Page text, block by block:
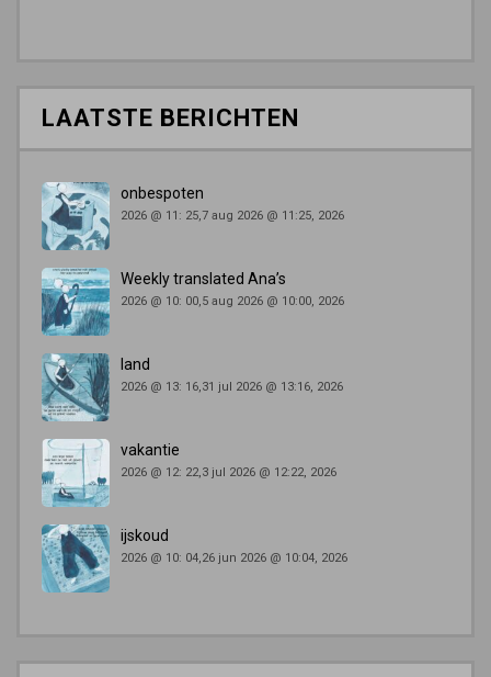
LAATSTE BERICHTEN
onbespoten
2026 @ 11: 25,7 aug 2026 @ 11:25, 2026
Weekly translated Ana’s
2026 @ 10: 00,5 aug 2026 @ 10:00, 2026
land
2026 @ 13: 16,31 jul 2026 @ 13:16, 2026
vakantie
2026 @ 12: 22,3 jul 2026 @ 12:22, 2026
ijskoud
2026 @ 10: 04,26 jun 2026 @ 10:04, 2026